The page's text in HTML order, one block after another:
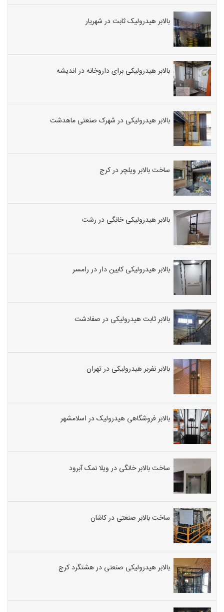
بالابر هیدرولیک ثابت در شهریار
بالابر هیدرولیکی برای داروخانه در اندیشه
بالابر هیدرولیکی در شهرک صنعتی ماهدشت
ساخت بالابر ویلچر در کرج
بالابر هیدرولیکی خانگی در رشت
بالابر هیدرولیکی کابین دار در رامسر
بالابر ثابت هیدرولیکی در صفادشت
بالابر نفربر هیدرولیکی در تهران
بالابر فروشگاهی هیدرولیک در اسلامشهر
ساخت بالابر خانگی در ویلا نمک آبرود
ساخت بالابر صنعتی در کاشان
بالابر هیدرولیکی صنعتی در هشتگرد کرج